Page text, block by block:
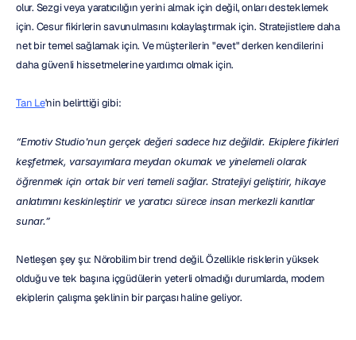
olur. Sezgi veya yaratıcılığın yerini almak için değil, onları desteklemek
için. Cesur fikirlerin savunulmasını kolaylaştırmak için. Stratejistlere daha
net bir temel sağlamak için. Ve müşterilerin "evet" derken kendilerini
daha güvenli hissetmelerine yardımcı olmak için.
Tan Le'nin belirttiği gibi:
“Emotiv Studio'nun gerçek değeri sadece hız değildir. Ekiplere fikirleri
keşfetmek, varsayımlara meydan okumak ve yinelemeli olarak
öğrenmek için ortak bir veri temeli sağlar. Stratejiyi geliştirir, hikaye
anlatımını keskinleştirir ve yaratıcı sürece insan merkezli kanıtlar
sunar.”
Netleşen şey şu: Nörobilim bir trend değil. Özellikle risklerin yüksek
olduğu ve tek başına içgüdülerin yeterli olmadığı durumlarda, modern
ekiplerin çalışma şeklinin bir parçası haline geliyor.